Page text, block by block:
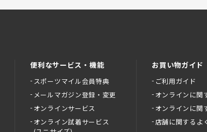
便利なサービス・機能
スポーツマイル会員特典
メールマガジン登録・変更
オンラインサービス
オンライン試着サービス
お買い物ガイド
ご利用ガイド
オンラインに関
オンラインに関
店舗に関するよ